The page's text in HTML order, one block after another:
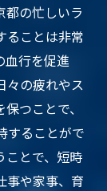
都の忙しいラ
ることは非常
血行を促進
々の疲れやス
つことで、
することがで
ことで、短時
事や家事、育